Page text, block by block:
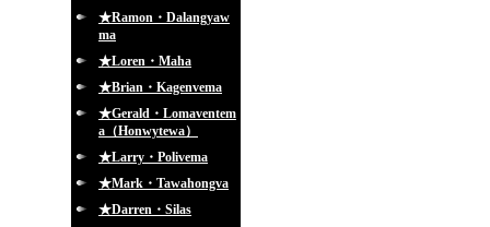
★Ramon・Dalangyaw
ma
★Loren・Maha
★Brian・Kagenvema
★Gerald・Lomaventem
a（Honwytewa）
★Larry・Polivema
★Mark・Tawahongva
★Darren・Silas